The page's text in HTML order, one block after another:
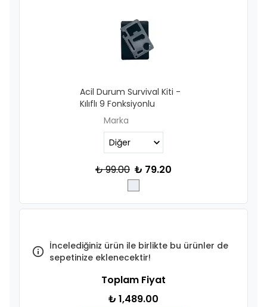
Acil Durum Survival Kiti -
Kılıflı 9 Fonksiyonlu
Marka
₺ 99.00 ₺ 79.20
İncelediğiniz ürün ile birlikte bu ürünler de
sepetinize eklenecektir!
Toplam Fiyat
₺ 1,489.00